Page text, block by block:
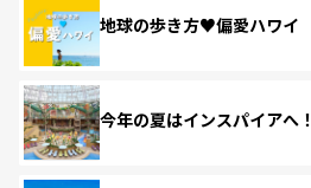
地球の歩き方♥偏愛ハワイ
今年の夏はインスパイアへ！